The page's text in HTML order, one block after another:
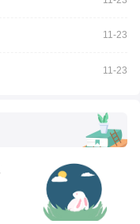
11-23
11-23